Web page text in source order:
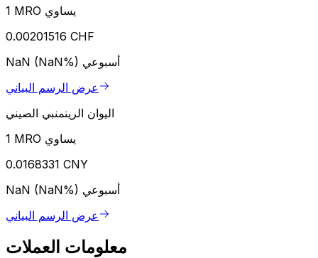
1 MRO يساوي
0.00201516 CHF
NaN (NaN%) أسبوعي
عرض الرسم البياني
اليوان الرينمنبي الصيني
1 MRO يساوي
0.0168331 CNY
NaN (NaN%) أسبوعي
عرض الرسم البياني
معلومات العملات